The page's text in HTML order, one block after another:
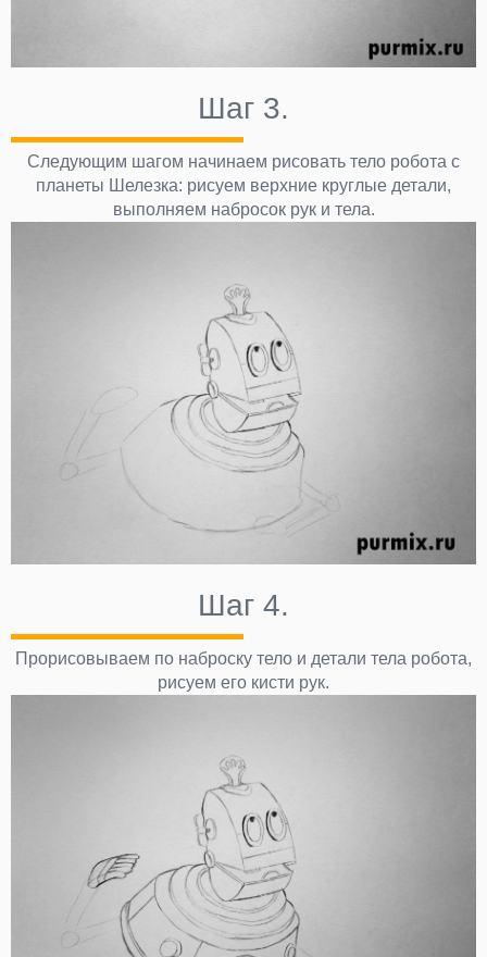
Шаг 3.
Следующим шагом начинаем рисовать тело робота с
планеты Шелезка: рисуем верхние круглые детали,
выполняем набросок рук и тела.
Шаг 4.
Прорисовываем по наброску тело и детали тела робота,
рисуем его кисти рук.